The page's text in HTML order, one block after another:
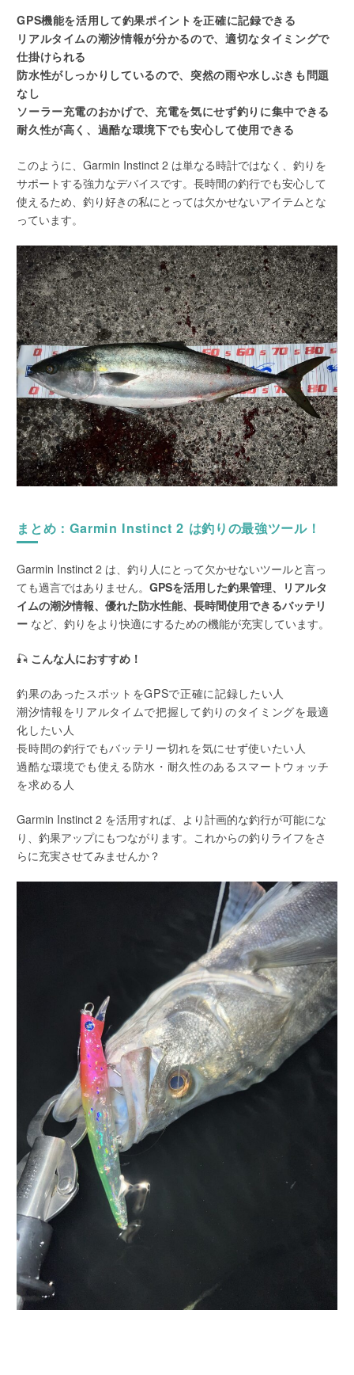
GPS機能を活用して釣果ポイントを正確に記録できる
リアルタイムの潮汐情報が分かるので、適切なタイミングで
仕掛けられる
防水性がしっかりしているので、突然の雨や水しぶきも問題
なし
ソーラー充電のおかげで、充電を気にせず釣りに集中できる
耐久性が高く、過酷な環境下でも安心して使用できる
このように、Garmin Instinct 2 は単なる時計ではなく、釣りを
サポートする強力なデバイスです。長時間の釣行でも安心して
使えるため、釣り好きの私にとっては欠かせないアイテムとな
っています。
まとめ：Garmin Instinct 2 は釣りの最強ツール！
Garmin Instinct 2 は、釣り人にとって欠かせないツールと言っ
ても過言ではありません。GPSを活用した釣果管理、リアルタ
イムの潮汐情報、優れた防水性能、長時間使用できるバッテリ
ー など、釣りをより快適にするための機能が充実しています。
🎣 こんな人におすすめ！
釣果のあったスポットをGPSで正確に記録したい人
潮汐情報をリアルタイムで把握して釣りのタイミングを最適
化したい人
長時間の釣行でもバッテリー切れを気にせず使いたい人
過酷な環境でも使える防水・耐久性のあるスマートウォッチ
を求める人
Garmin Instinct 2 を活用すれば、より計画的な釣行が可能にな
り、釣果アップにもつながります。これからの釣りライフをさ
らに充実させてみませんか？